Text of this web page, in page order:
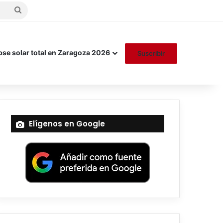
Buscar
solar total en Zaragoza 2026 Suscribir
Elígenos en Google